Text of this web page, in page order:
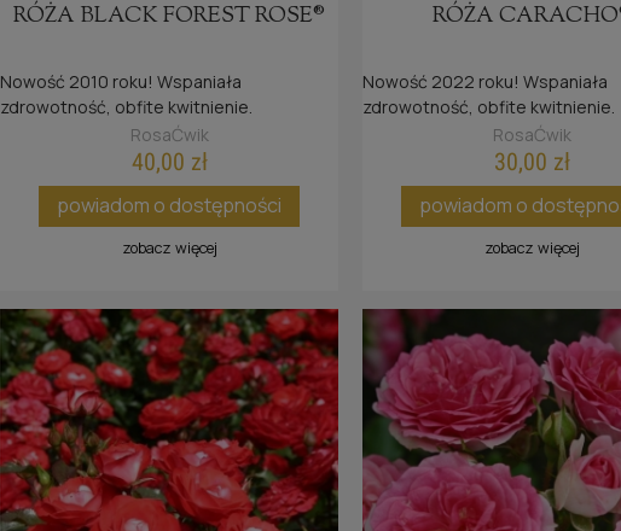
RÓŻA BLACK FOREST ROSE®
Nowość 2010 roku! Wspaniała
zdrowotność, obfite kwitnienie.
RosaĆwik
40,00 zł
powiadom o dostępności
zobacz więcej
RÓŻA
Nowość 2022 roku! Wspaniała
zdrowotność, obfite kwitnienie.
RosaĆwik
30,00 zł
powiadom o
zobacz więcej